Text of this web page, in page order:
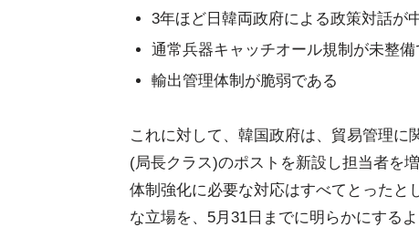
3年ほど日韓両政府による政策対話が
通常兵器キャッチオール規制が未整備
輸出管理体制が脆弱である
これに対して、韓国政府は、貿易管理に
(局長クラス)のポストを新設し担当者を
体制強化に必要な対応はすべてとったと
な立場を、5月31日までに明らかにする